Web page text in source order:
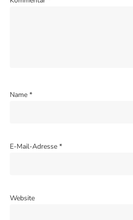
Name *
E-Mail-Adresse *
Website